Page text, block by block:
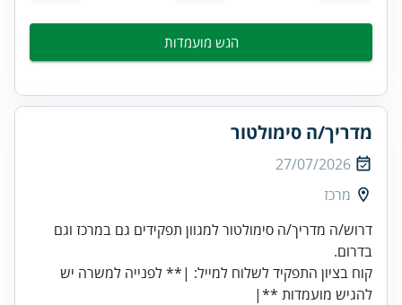
הגש מועמדות
מדריך/ה סימולטור
27/07/2026
מרכז
דרוש/ה מדריך/ה סימולטור למגוון תפקידים גם במרכז וגם
קוח בציון התפקיד לשלוח למייל: |** לפנייה למשרה יש
להגיש מועמדות **|